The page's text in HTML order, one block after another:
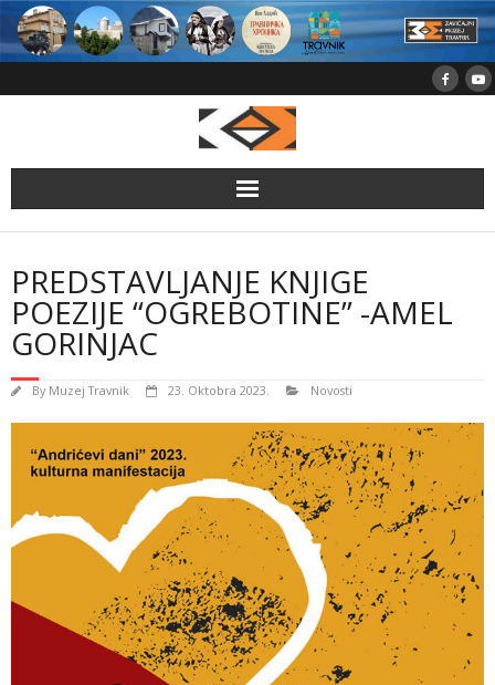
Skip
content
PREDSTAVLJANJE KNJIGE
POEZIJE “OGREBOTINE” -AMEL
GORINJAC
By Muzej Travnik 23. Oktobra 2023. Novosti